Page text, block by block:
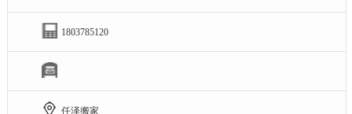
1803785120
任泽搬家